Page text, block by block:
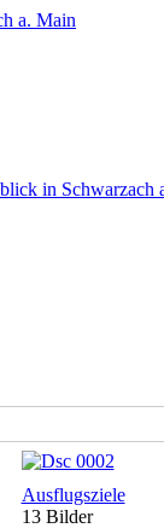
Ausflugsziele
13 Bilder